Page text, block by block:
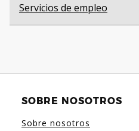
Servicios de empleo
SOBRE NOSOTROS
Sobre nosotros